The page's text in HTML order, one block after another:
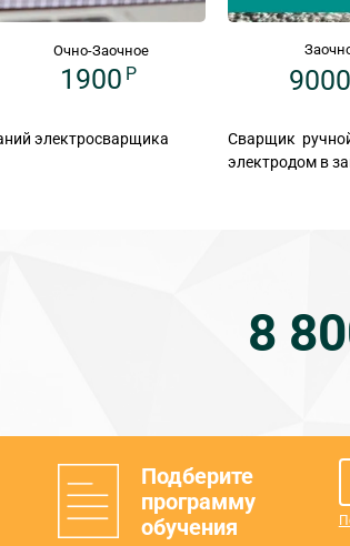
Очно-Заочное
1900 P
электросварщика
9000
Сварщик
электродом в
8
Подберите
программу
обучения